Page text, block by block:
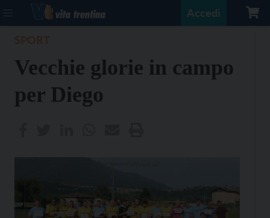
Accedi
Vecchie glorie in campo
per Diego